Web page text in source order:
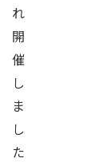
れ
開
催
し
ま
し
た